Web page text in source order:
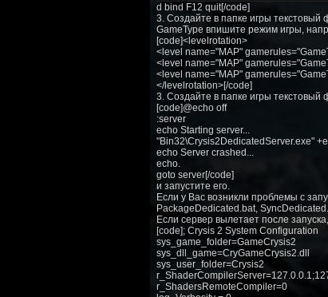
d bind F12 quit[/code]
3. Создайте в папке игры
GameType впишите режим игры,
[code]<levelrotation>
<level name="MAP"
<level name="MAP"
<level name="MAP"
</levelrotation>[/code]
3. Создайте в папке игры
[code]@echo off
:server
echo Starting server...
"Bin32\Crysis2DedicatedServer.exe"
echo Server crashed...
echo.
goto server[/code]
и запустите его.
Если у Вас возникли проблемы с
PackageDedicated.bat,
Если сервер вылетает после
[code]; Crysis 2 System Configuration
sys_game_folder=GameCrysis2
sys_dll_game=CryGameCrysis2.dll
sys_user_folder=Crysis2
r_ShadersRemoteCompiler=0